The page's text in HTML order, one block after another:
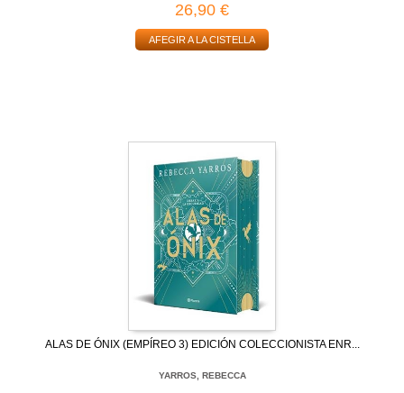
26,90 €
AFEGIR A LA CISTELLA
ALAS DE ÓNIX (EMPÍREO 3) EDICIÓN COLECCIONISTA ENR...
YARROS, REBECCA